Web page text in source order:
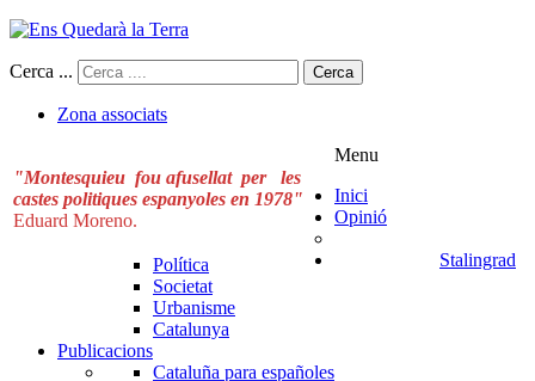
Cerca ... Cerca
Zona associats
"Montesquieu fou afusellat per les
castes politiques espanyoles en 1978"
Eduard Moreno.
Menu
Inici
Opinió
Política
Societat
Urbanisme
Catalunya
Stalingrad
Publicacions
Cataluña para españoles